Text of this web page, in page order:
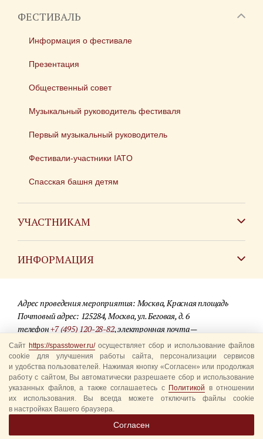
ФЕСТИВАЛЬ
Информация о фестивале
Презентация
Общественный совет
Музыкальный руководитель фестиваля
Первый музыкальный руководитель
Фестивали-участники IATO
Спасская башня детям
УЧАСТНИКАМ
ИНФОРМАЦИЯ
Для СМИ
Где купить билеты
Акции
Вопрос-ответ
Правила посещения
Уполномоченные представители
Адрес проведения мероприятия: Москва, Красная площадь
Почтовый адрес: 125284, Москва, ул. Беговая, д. 6
телефон+7 (495) 120-28-82, электронная почта —
info@spasstower.ru
© 2009-2025 Официальный сайт фестиваля «Спасская башня»
Разработка сайта —студия «Сибирикс»
Сайт https://spasstower.ru/осуществляет сбор и использование файлов
cookie для улучшения работы сайта, персонализации сервисов
и удобства пользователей. Нажимая кнопку «Согласен» или продолжая
работу с сайтом, Вы автоматически разрешаете сбор и использование
указанных файлов, а также соглашаетесь с Политикой в отношении
их использования. Вы всегда можете отключить файлы cookie
в настройках Вашего браузера.
Согласен